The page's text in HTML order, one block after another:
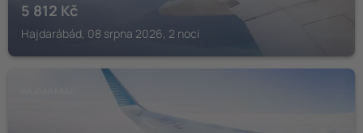
5 812 Kč
Hajdarábád, 08 srpna 2026, 2 noci